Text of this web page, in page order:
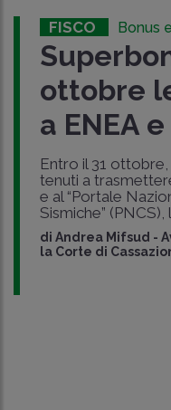
FISCO Bonus
ottobre
a ENEA
Entro il 31
tenuti a
e al “Portale
Sismiche”
di Andrea Mifsud -
la Corte di